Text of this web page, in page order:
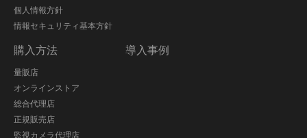
個人情報方針
情報セキュリティ基本方針
購入方法
量販店
オンラインストア
総合代理店
正規販売店
監視カメラ代理店
導入事例